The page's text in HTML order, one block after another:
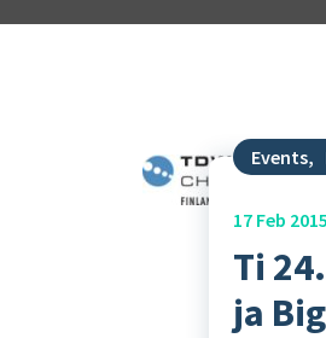
Events,
17 Feb 2015
Ti
ja